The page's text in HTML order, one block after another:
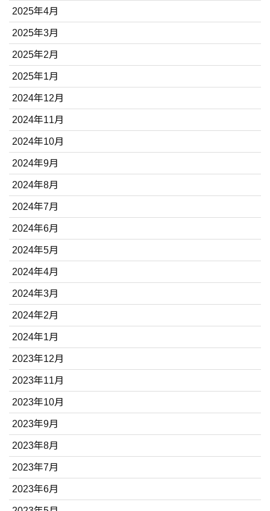
2025年4月
2025年3月
2025年2月
2025年1月
2024年12月
2024年11月
2024年10月
2024年9月
2024年8月
2024年7月
2024年6月
2024年5月
2024年4月
2024年3月
2024年2月
2024年1月
2023年12月
2023年11月
2023年10月
2023年9月
2023年8月
2023年7月
2023年6月